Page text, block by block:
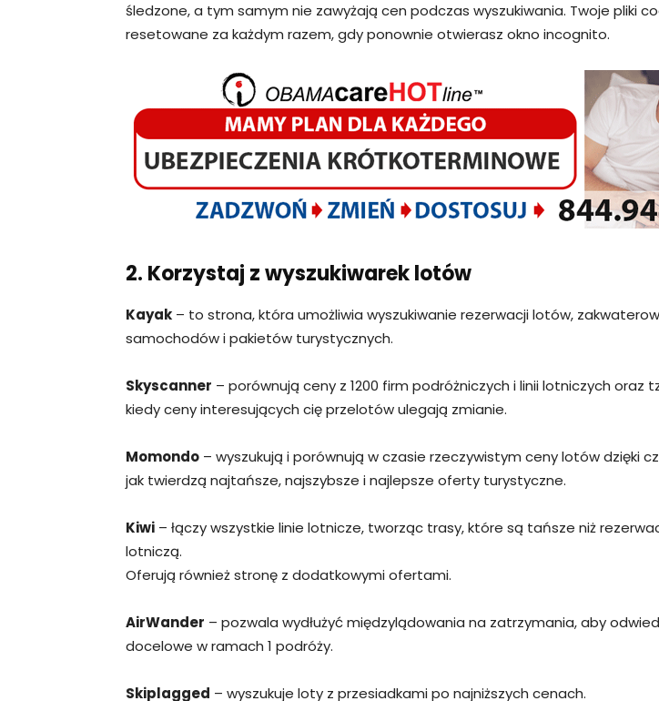
śledzone, a tym samym nie zawyżają cen podczas wyszukiwania. Twoje pliki
resetowane za każdym razem, gdy ponownie otwierasz okno incognito.
2. Korzystaj z wyszukiwarek lotów
Kayak – to strona, która umożliwia wyszukiwanie rezerwacji lotów,
samochodów i pakietów turystycznych.
Skyscanner – porównują ceny z 1200 firm podróżniczych i linii lotniczych oraz
kiedy ceny interesujących cię przelotów ulegają zmianie.
Momondo – wyszukują i porównują w czasie rzeczywistym ceny lotów dzięki
jak twierdzą najtańsze, najszybsze i najlepsze oferty turystyczne.
Kiwi – łączy wszystkie linie lotnicze, tworząc trasy, które są tańsze niż
lotniczą.
Oferują również stronę z dodatkowymi ofertami.
AirWander – pozwala wydłużyć międzylądowania na zatrzymania, aby
docelowe w ramach 1 podróży.
Skiplagged – wyszukuje loty z przesiadkami po najniższych cenach.